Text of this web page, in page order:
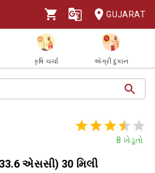
GUJARAT
કૃષિ ચર્ચા એગ્રી દુકાન
8 ખેડૂતો
એસસી) 30 મિલી